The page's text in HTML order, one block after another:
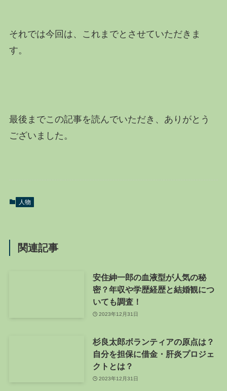
それでは今回は、これまでとさせていただきま
す。
最後までこの記事を読んでいただき、ありがとう
ございました。
人物
関連記事
安住紳一郎の血液型が人気の秘
密？年収や学歴経歴と結婚観につ
いても調査！
2023年12月31日
杉良太郎ボランティアの原点は？
自分を担保に借金・肝炎プロジェ
クトとは？
2023年12月31日